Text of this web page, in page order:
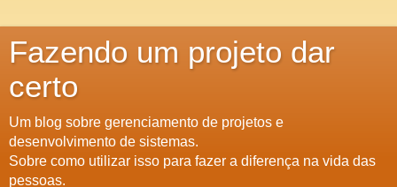
Fazendo um projeto dar
certo
Um blog sobre gerenciamento de projetos e
desenvolvimento de sistemas.
Sobre como utilizar isso para fazer a diferença na vida das
pessoas.